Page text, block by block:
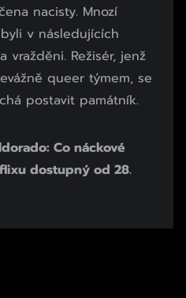
nacisty. Mnozí
v následujících
vražděni. Režisér, jenž
queer týmem, se
postavit památník.
Co náckové
dostupný od 28.